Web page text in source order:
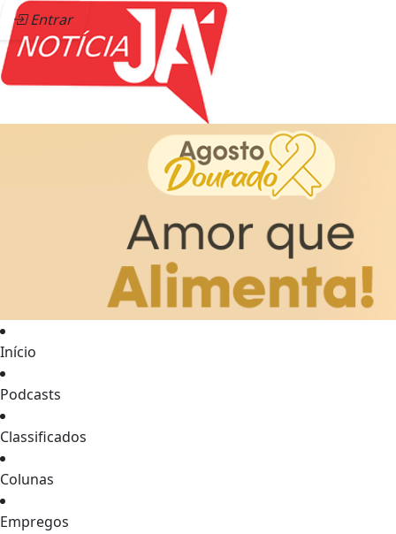
Entrar
Início
Podcasts
Classificados
Colunas
Empregos